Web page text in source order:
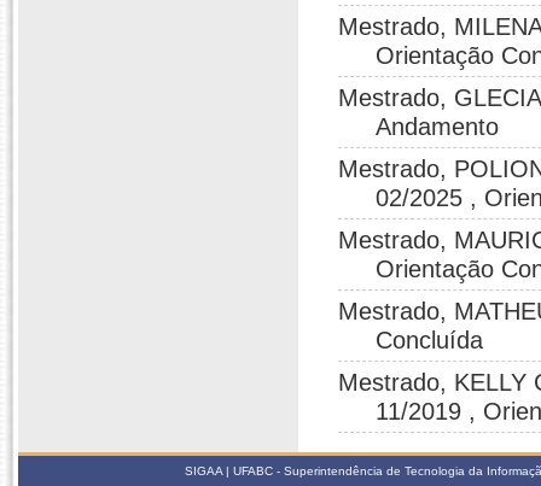
Mestrado,
Orientação
Mestrado,
Andamento
Mestrado,
02/2025 ,
Mestrado,
Orientação
Mestrado,
Concluída
Mestrado, KELLY
11/2019 ,
SIGAA | UFABC - Superintendência de Tecnologia da